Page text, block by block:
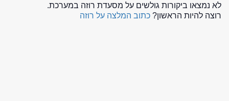
לא נמצאו ביקורות גולשים על מסעדת רוזה במערכת.
רוצה להיות הראשון? כתוב המלצה על רוזה